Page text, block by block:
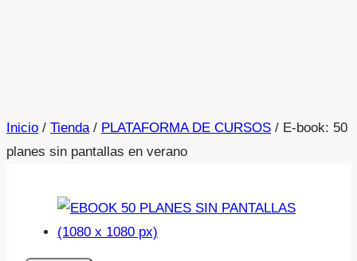
Inicio / Tienda / PLATAFORMA DE CURSOS / E-book: 50
planes sin pantallas en verano